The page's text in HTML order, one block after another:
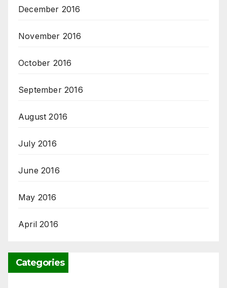
December 2016
November 2016
October 2016
September 2016
August 2016
July 2016
June 2016
May 2016
April 2016
Categories